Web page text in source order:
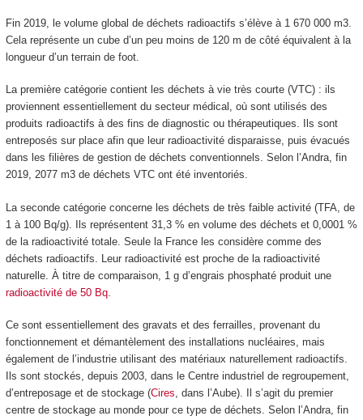
Fin 2019, le volume global de déchets radioactifs s’élève à 1 670 000 m3.
Cela représente un cube d’un peu moins de 120 m de côté équivalent à la
longueur d’un terrain de foot.
La première catégorie contient les déchets à vie très courte (VTC) : ils
proviennent essentiellement du secteur médical, où sont utilisés des
produits radioactifs à des fins de diagnostic ou thérapeutiques. Ils sont
entreposés sur place afin que leur radioactivité disparaisse, puis évacués
dans les filières de gestion de déchets conventionnels. Selon l’Andra, fin
2019, 2077 m3de déchets VTC ont été inventoriés.
La seconde catégorie concerne les déchets de très faible activité (TFA, de
1 à 100 Bq/g). Ils représentent 31,3 % en volume des déchets et 0,0001 %
de la radioactivité totale. Seule la France les considère comme des
déchets radioactifs. Leur radioactivité est proche de la radioactivité
naturelle. À titre de comparaison, 1 g d’engrais phosphaté produit une
radioactivité de 50 Bq.
Ce sont essentiellement des gravats et des ferrailles, provenant du
fonctionnement et démantèlement des installations nucléaires, mais
également de l’industrie utilisant des matériaux naturellement radioactifs.
Ils sont stockés, depuis 2003, dans le Centre industriel de regroupement,
d’entreposage et de stockage (Cires, dans l’Aube). Il s’agit du premier
centre de stockage au monde pour ce type de déchets. Selon l’Andra, fin